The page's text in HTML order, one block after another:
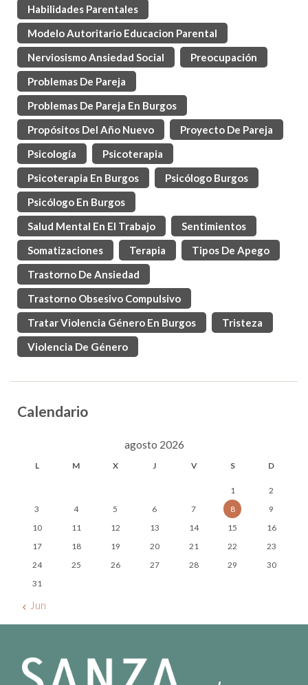
Habilidades Parentales
Modelo Autoritario Educacion Parental
Nerviosismo Ansiedad Social
Preocupación
Problemas De Pareja
Problemas De Pareja En Burgos
Propósitos Del Año Nuevo
Proyecto De Pareja
Psicología
Psicoterapia
Psicoterapia En Burgos
Psicólogo Burgos
Psicólogo En Burgos
Salud Mental En El Trabajo
Sentimientos
Somatizaciones
Terapia
Tipos De Apego
Trastorno De Ansiedad
Trastorno Obsesivo Compulsivo
Tratar Violencia Género En Burgos
Tristeza
Violencia De Género
Calendario
agosto 2026
L M X J V S D
1
2
3
4 5 6 7 8
9
10
11 12 13 14 15
16
17
18 19 20 21 22
23
24
25 26 27 28 29
30
31
« Jun